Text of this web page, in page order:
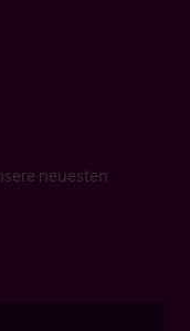
neuesten